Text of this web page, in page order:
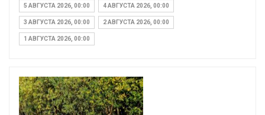
5 АВГУСТА 2026, 00:00 4 АВГУСТА 2026, 00:00
3 АВГУСТА 2026, 00:00 2 АВГУСТА 2026, 00:00
1 АВГУСТА 2026, 00:00